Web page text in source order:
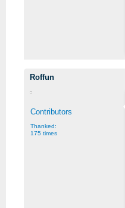
Roffun
Contributors
Thanked:
175 times